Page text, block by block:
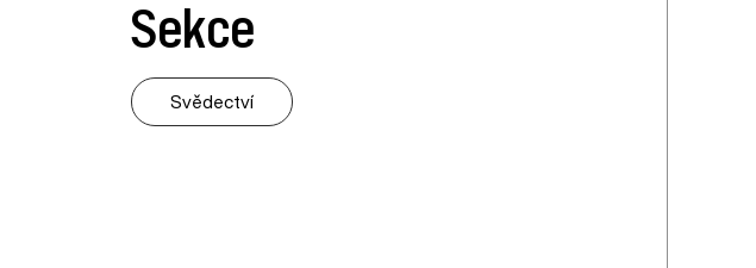
Sekce
Svědectví